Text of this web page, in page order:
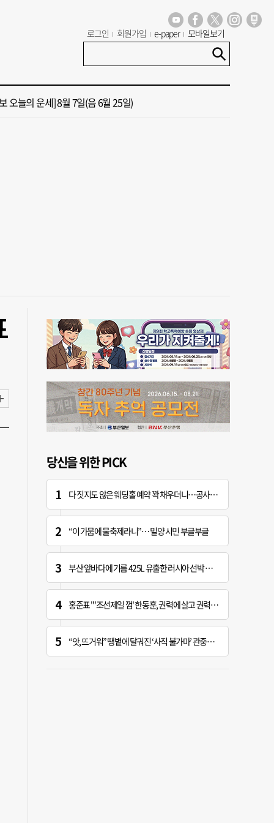
로그인 회원가입 e-paper 모바일보기
신청사, 북항 재개발 부지 복합항만지구 확정
보 오늘의 운세] 8월 7일(음 6월 25일)
해양수산부’ 2030년 부산 북항시대 연다
당신을 위한 PICK
다 짓지도 않은 웨딩홀 예약 꽉 채우더니…공사 지연에 ‘대혼란’
“이 가뭄에 물축제라니”… 밀양 시민 부글부글
부산 앞바다에 기름 425L 유출한 러시아 선박 적발
홍준표 "'조선제일 껌' 한동훈, 권력에 살고 권력에 죽어…검찰 문 닫게 한 원흉"
“앗, 뜨거워” 땡볕에 달궈진 ‘사직 불가마’ 관중석 무려 70도